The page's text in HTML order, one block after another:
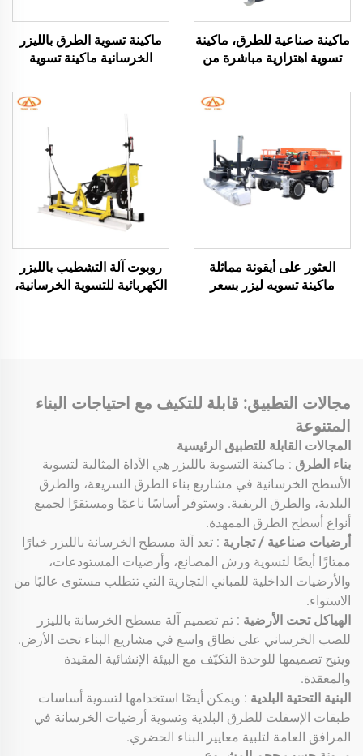
ماكينة صناعية للطرق، ماكينة
تسوية اهتزازية مباشرة من
الأسمنت، ماكينة سكريد
ماكينة تسوية الطرق بالليزر
الخرسانية ماكينة تسوية
مماثلة ماكينة مدمرة طرق
بالليزر الخرساني للعمل في
تشطيب وتنعيم أرضيات
العثور على أيقونة مماثلة
ماكينة تسويه ليزر بسعر
روبوت آلة التشطيب بالليزر
الكهربائية للتسوية الخرسانية،
مجالات التطبيق: قابلة للتكيف مع احتياجات البناء
المتنوعة
المجالات القابلة للتطبيق الرئيسية
بناء الطرق : ماكينة التسوية بالليزر هي الأداة المثالية لتسوية
الأسطح الخرسانية في مشاريع بناء الطرق السريعة، والطرق
البلدية، والطرق الريفية. وستوفر أساسًا ناعمًا ومستقرًا لجميع
أنواع أسطح الطرق الممهدة.
أرضيات صناعية / تجارية : تعد آلة مسطح الخرسانة بالليزر خيارًا
ممتازًا أيضًا لتسوية ورش المصانع، وأرضيات المستودعات،
والأرضيات الداخلية للمباني التجارية التي تتطلب مستوى عاليًا من
الاستواء.
الهياكل تحت الأرضية : تم تصميم آلة مسطح الخرسانة بالليزر
للصب الخرساني على نطاق واسع في مشاريع البناء تحت الأرض.
ويتيح تصميمها للوحدة التكيّف مع البيئة الإنشائية المقيدة
والمعقدة.
البنية التحتية البلدية : ويمكن أيضًا استخدامها لتسوية أساسات
طبقات الإسفلت للطرق البلدية وتسوية أرضيات الخرسانة في
المرافق العامة لتلبية معايير البناء الحضري.